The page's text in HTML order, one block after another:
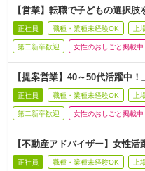
【営業】転職で子どもの選択
正社員 職種・業種未経験OK 上
第二新卒歓迎 女性のおしごと掲載中
【提案営業】40～50代活躍中
正社員 職種・業種未経験OK 上
第二新卒歓迎 女性のおしごと掲載中
【不動産アドバイザー】女性
正社員 職種・業種未経験OK 上